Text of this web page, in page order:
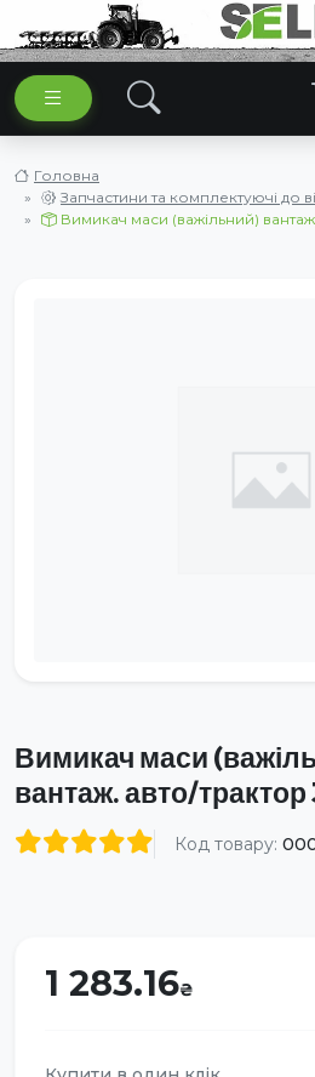
Головна
Запчастини та комплектуючі до
Вимикач маси (важільний)
Вимикач маси
вантаж. авто/
Код товару:
1 283.16